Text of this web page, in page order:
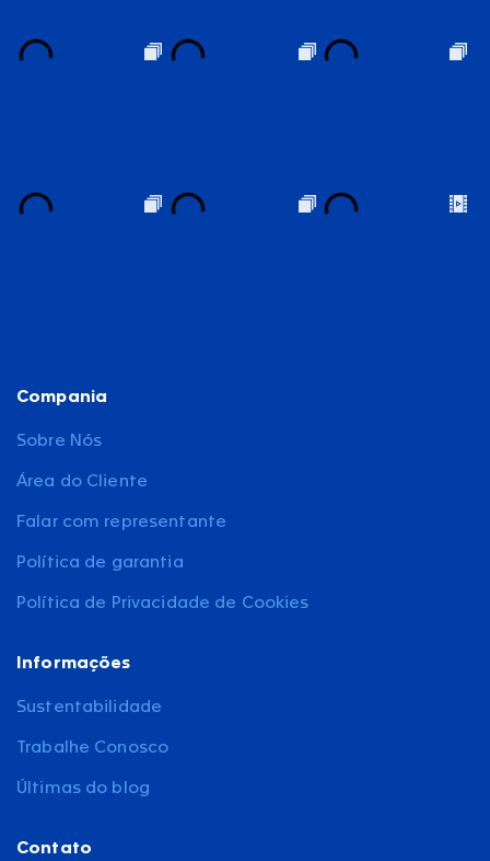
Compania
Sobre Nós
Área do Cliente
Falar com representante
Política de garantia
Política de Privacidade de Cookies
Informações
Sustentabilidade
Trabalhe Conosco
Últimas do blog
Contato